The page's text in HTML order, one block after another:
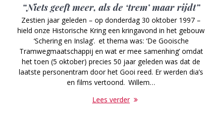
“Niets geeft meer, als de ‘trem’ maar rijdt”
Zestien jaar geleden – op donderdag 30 oktober 1997 –
hield onze Historische Kring een kringavond in het gebouw
‘Schering en Inslag’. et thema was: ‘De Gooische
Tramwegmaatschappij en wat er mee samenhing’ omdat
het toen (5 oktober) precies 50 jaar geleden was dat de
laatste personentram door het Gooi reed. Er werden dia’s
en films vertoond. Willem…
Lees verder